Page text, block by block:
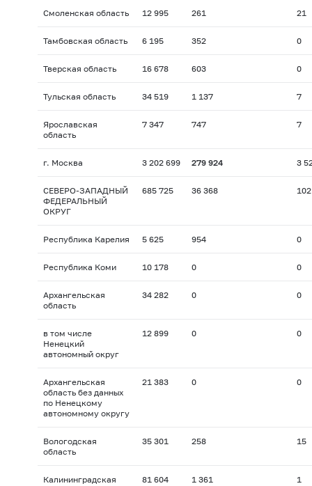
Смоленская область 12 995 261 21
Тамбовская область 6 195 352 0
Тверская область 16 678 603 0
Тульская область 34 519 1 137 7
Ярославская
область
7 347 747 7
г. Москва 3 202 699 279 924 3
СЕВЕРО-ЗАПАДНЫЙ
ФЕДЕРАЛЬНЫЙ
ОКРУГ
685 725 36 368 102
Республика Карелия 5 625 954 0
Республика Коми 10 178 0 0
Архангельская
область
34 282 0 0
в том числе
Ненецкий
автономный округ
12 899 0 0
Архангельская
область без данных
по Ненецкому
автономному округу
21 383 0 0
Вологодская
область
35 301 258 15
Калининградская
81 604 1 361 1